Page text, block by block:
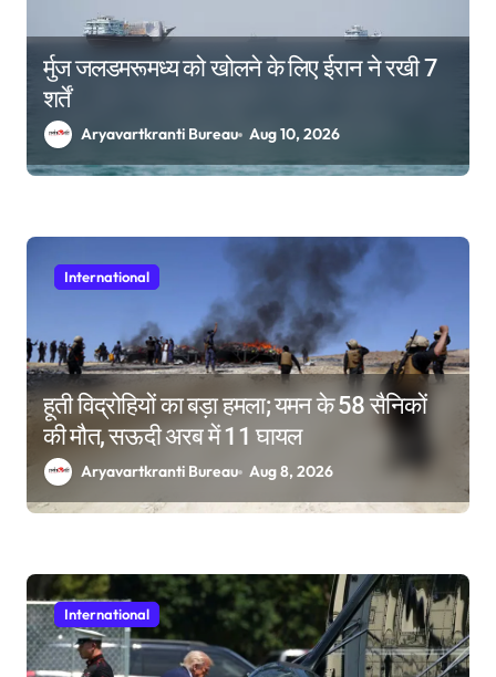
र्मुज जलडमरूमध्य को खोलने के लिए ईरान ने रखी 7
शर्तें
Aryavartkranti Bureau Aug 10, 2026
International
हूती विद्रोहियों का बड़ा हमला; यमन के 58 सैनिकों
की मौत, सऊदी अरब में 11 घायल
Aryavartkranti Bureau Aug 8, 2026
International